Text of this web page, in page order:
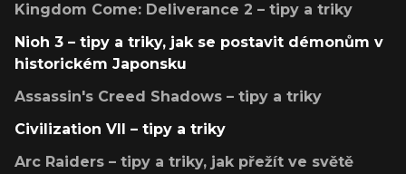
Kingdom Come: Deliverance 2 – tipy a triky
Nioh 3 – tipy a triky, jak se postavit démonům v
historickém Japonsku
Assassin's Creed Shadows – tipy a triky
Civilization VII – tipy a triky
Arc Raiders – tipy a triky, jak přežít ve světě